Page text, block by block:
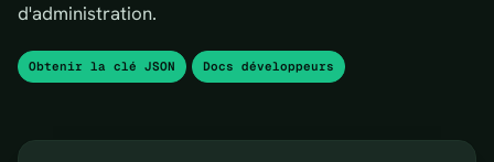
d'administration.
Obtenir la clé JSON Docs développeurs